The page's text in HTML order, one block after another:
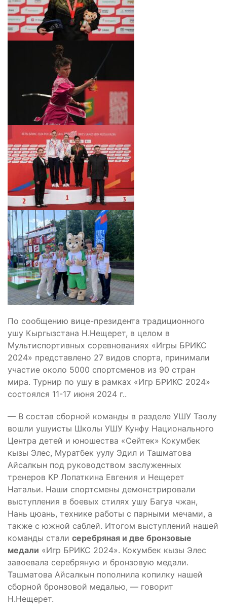
По сообщению вице-президента традиционного
ушу Кыргызстана Н.Нещерет, в целом в
Мультиспортивных соревнованиях «Игры БРИКС
2024» представлено 27 видов спорта, принимали
участие около 5000 спортсменов из 90 стран
мира. Турнир по ушу в рамках «Игр БРИКС 2024»
состоялся 11-17 июня 2024 г..
— В состав сборной команды в разделе УШУ Таолу
вошли ушуисты Школы УШУ Кунфу Национального
Центра детей и юношества «Сейтек» Кокумбек
кызы Элес, Муратбек уулу Эдил и Ташматова
Айсалкын под руководством заслуженных
тренеров КР Лопаткина Евгения и Нещерет
Натальи. Наши спортсмены демонстрировали
выступления в боевых стилях ушу Багуа чжан,
Нань цюань, технике работы с парными мечами, а
также с южной саблей. Итогом выступлений нашей
команды стали серебряная и две бронзовые
медали «Игр БРИКС 2024». Кокумбек кызы Элес
завоевала серебряную и бронзовую медали.
Ташматова Айсалкын пополнила копилку нашей
сборной бронзовой медалью, — говорит
Н.Нещерет.